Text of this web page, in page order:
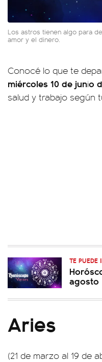
Los astros tienen algo para
amor y el dinero.
Conocé lo que te
miércoles 10 de junio
salud y trabajo según
TE PUEDE
agosto
Aries
(21 de marzo al 19 de